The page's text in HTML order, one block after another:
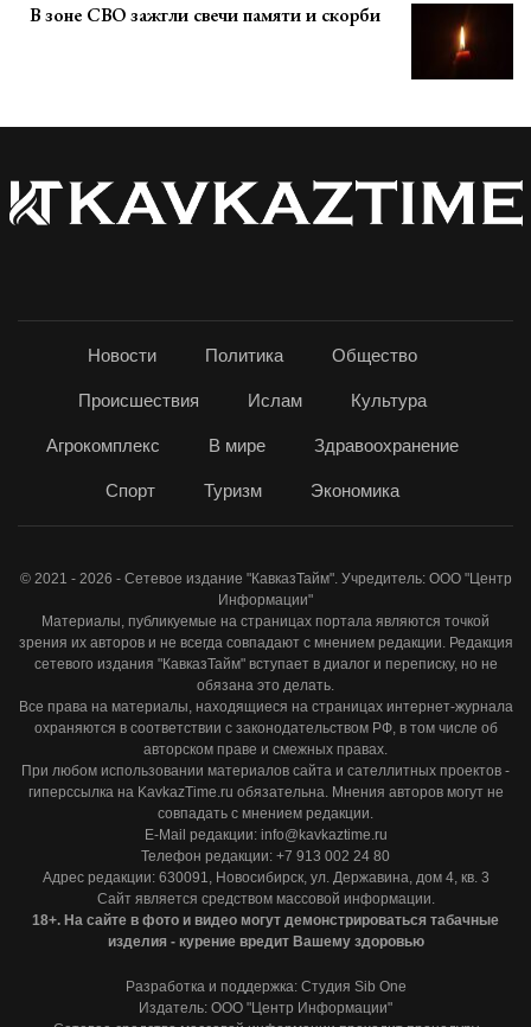
В зоне СВО зажгли свечи памяти и скорби
Новости Политика Общество
Происшествия Ислам Культура
Агрокомплекс В мире Здравоохранение
Спорт Туризм Экономика
© 2021 - 2026 - Сетевое издание "КавказТайм". Учредитель: ООО "Центр
Информации"
Материалы, публикуемые на страницах портала являются точкой
зрения их авторов и не всегда совпадают с мнением редакции. Редакция
сетевого издания "КавказТайм" вступает в диалог и переписку, но не
обязана это делать.
Все права на материалы, находящиеся на страницах интернет-журнала
охраняются в соответствии с законодательством РФ, в том числе об
авторском праве и смежных правах.
При любом использовании материалов сайта и сателлитных проектов -
гиперссылка на KavkazTime.ru обязательна. Мнения авторов могут не
совпадать с мнением редакции.
E-Mail редакции: info@kavkaztime.ru
Телефон редакции: +7 913 002 24 80
Адрес редакции: 630091, Новосибирск, ул. Державина, дом 4, кв. 3
Сайт является средством массовой информации.
18+. На сайте в фото и видео могут демонстрироваться табачные
изделия - курение вредит Вашему здоровью
Разработка и поддержка: Студия Sib One
Издатель: ООО "Центр Информации"